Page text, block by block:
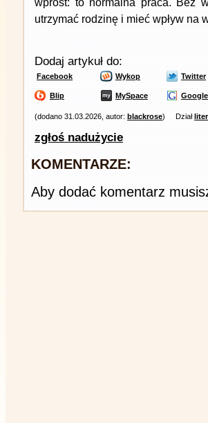
wprost: to normalna praca. Bez
utrzymać rodzinę i mieć wpływ na
Dodaj artykuł do:
Facebook Wykop Twitter
Blip MySpace Google
(dodano 31.03.2026, autor: blackrose) Dział
zgłoś nadużycie
KOMENTARZE:
Aby dodać komentarz